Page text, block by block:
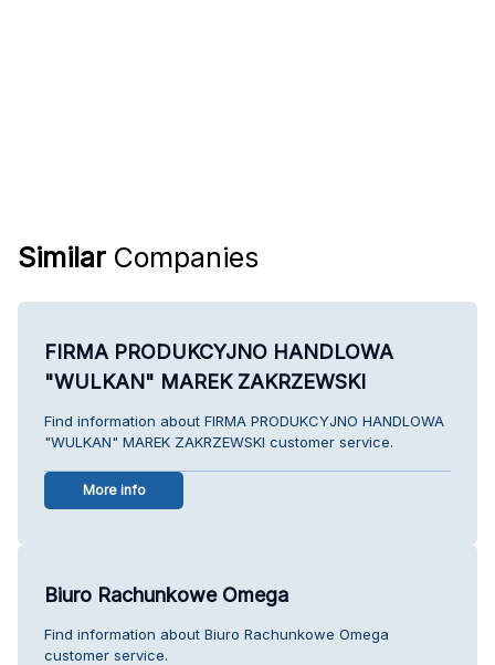
Similar Companies
FIRMA PRODUKCYJNO HANDLOWA
"WULKAN" MAREK ZAKRZEWSKI
Find information about FIRMA PRODUKCYJNO HANDLOWA
"WULKAN" MAREK ZAKRZEWSKI customer service.
More info
Biuro Rachunkowe Omega
Find information about Biuro Rachunkowe Omega
customer service.